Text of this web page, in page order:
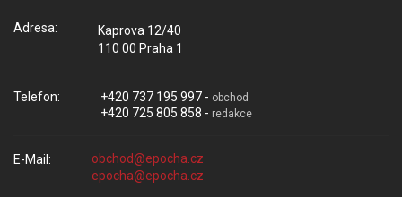
Adresa:
Kaprova 12/40
110 00 Praha 1
Telefon: +420 737 195 997 - obchod
+420 725 805 858 - redakce
E-Mail: